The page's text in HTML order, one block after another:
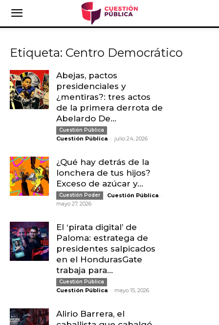
Etiqueta: Centro Democrático
Abejas, pactos
presidenciales y
¿mentiras?: tres actos
de la primera derrota de
Abelardo De...
Cuestión Pública
Cuestión Pública - julio 24, 2026
¿Qué hay detrás de la
lonchera de tus hijos?
Exceso de azúcar y...
Cuestión Poder Cuestión Pública -
mayo 27, 2026
El ‘pirata digital’ de
Paloma: estratega de
presidentes salpicados
en el HondurasGate
trabaja para...
Cuestión Pública
Cuestión Pública - mayo 15, 2026
Alirio Barrera, el